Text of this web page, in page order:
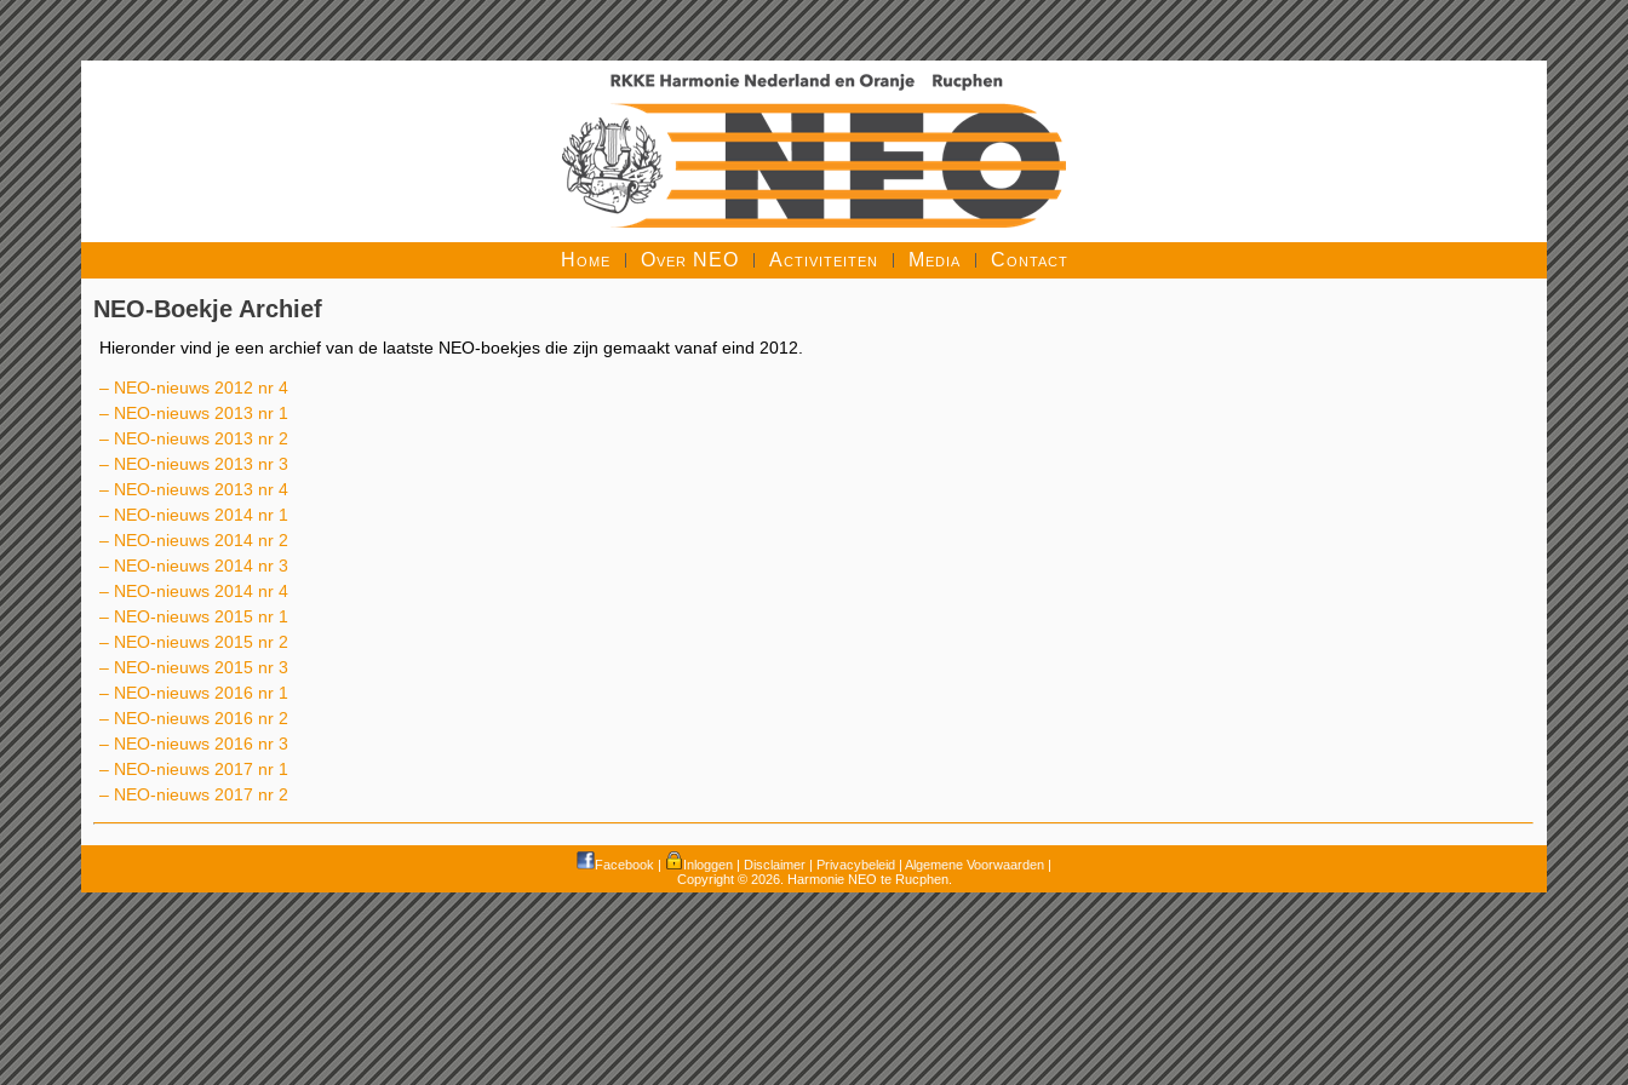
Home Over NEO Activiteiten Media Contact
NEO-Boekje Archief
Hieronder vind je een archief van de laatste NEO-boekjes die zijn gemaakt vanaf eind 2012.
– NEO-nieuws 2012 nr 4
– NEO-nieuws 2013 nr 1
– NEO-nieuws 2013 nr 2
– NEO-nieuws 2013 nr 3
– NEO-nieuws 2013 nr 4
– NEO-nieuws 2014 nr 1
– NEO-nieuws 2014 nr 2
– NEO-nieuws 2014 nr 3
– NEO-nieuws 2014 nr 4
– NEO-nieuws 2015 nr 1
– NEO-nieuws 2015 nr 2
– NEO-nieuws 2015 nr 3
– NEO-nieuws 2016 nr 1
– NEO-nieuws 2016 nr 2
– NEO-nieuws 2016 nr 3
– NEO-nieuws 2017 nr 1
– NEO-nieuws 2017 nr 2
Facebook | Inloggen | Disclaimer | Privacybeleid | Algemene Voorwaarden |
Copyright © 2026. Harmonie NEO te Rucphen.